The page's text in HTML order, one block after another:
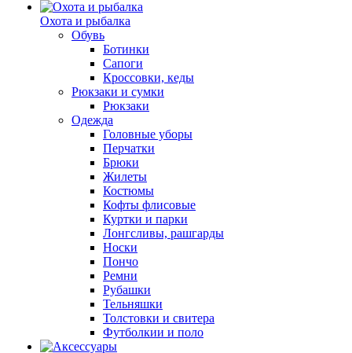
Охота и рыбалка
Обувь
Ботинки
Сапоги
Кроссовки, кеды
Рюкзаки и сумки
Рюкзаки
Одежда
Головные уборы
Перчатки
Брюки
Жилеты
Костюмы
Кофты флисовые
Куртки и парки
Лонгсливы, рашгарды
Носки
Пончо
Ремни
Рубашки
Тельняшки
Толстовки и свитера
Футболкии и поло